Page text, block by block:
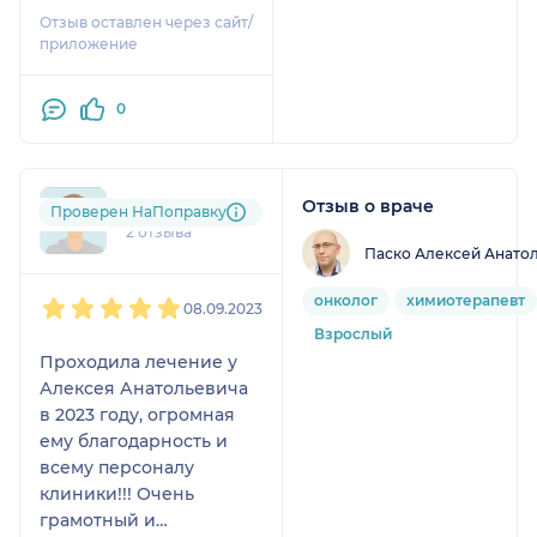
Отзыв оставлен через сайт/
приложение
0
ksa....@....ru
2 отзыва
Проверен НаПоправку
08.09.2023
Проходила лечение у
Алексея Анатольевича
в 2023 году, огромная
ему благодарность и
всему персоналу
клиники!!! Очень
грамотный и
Отзыв о враче
Паско Алексей
онколог
химиотерапевт
Взрослый